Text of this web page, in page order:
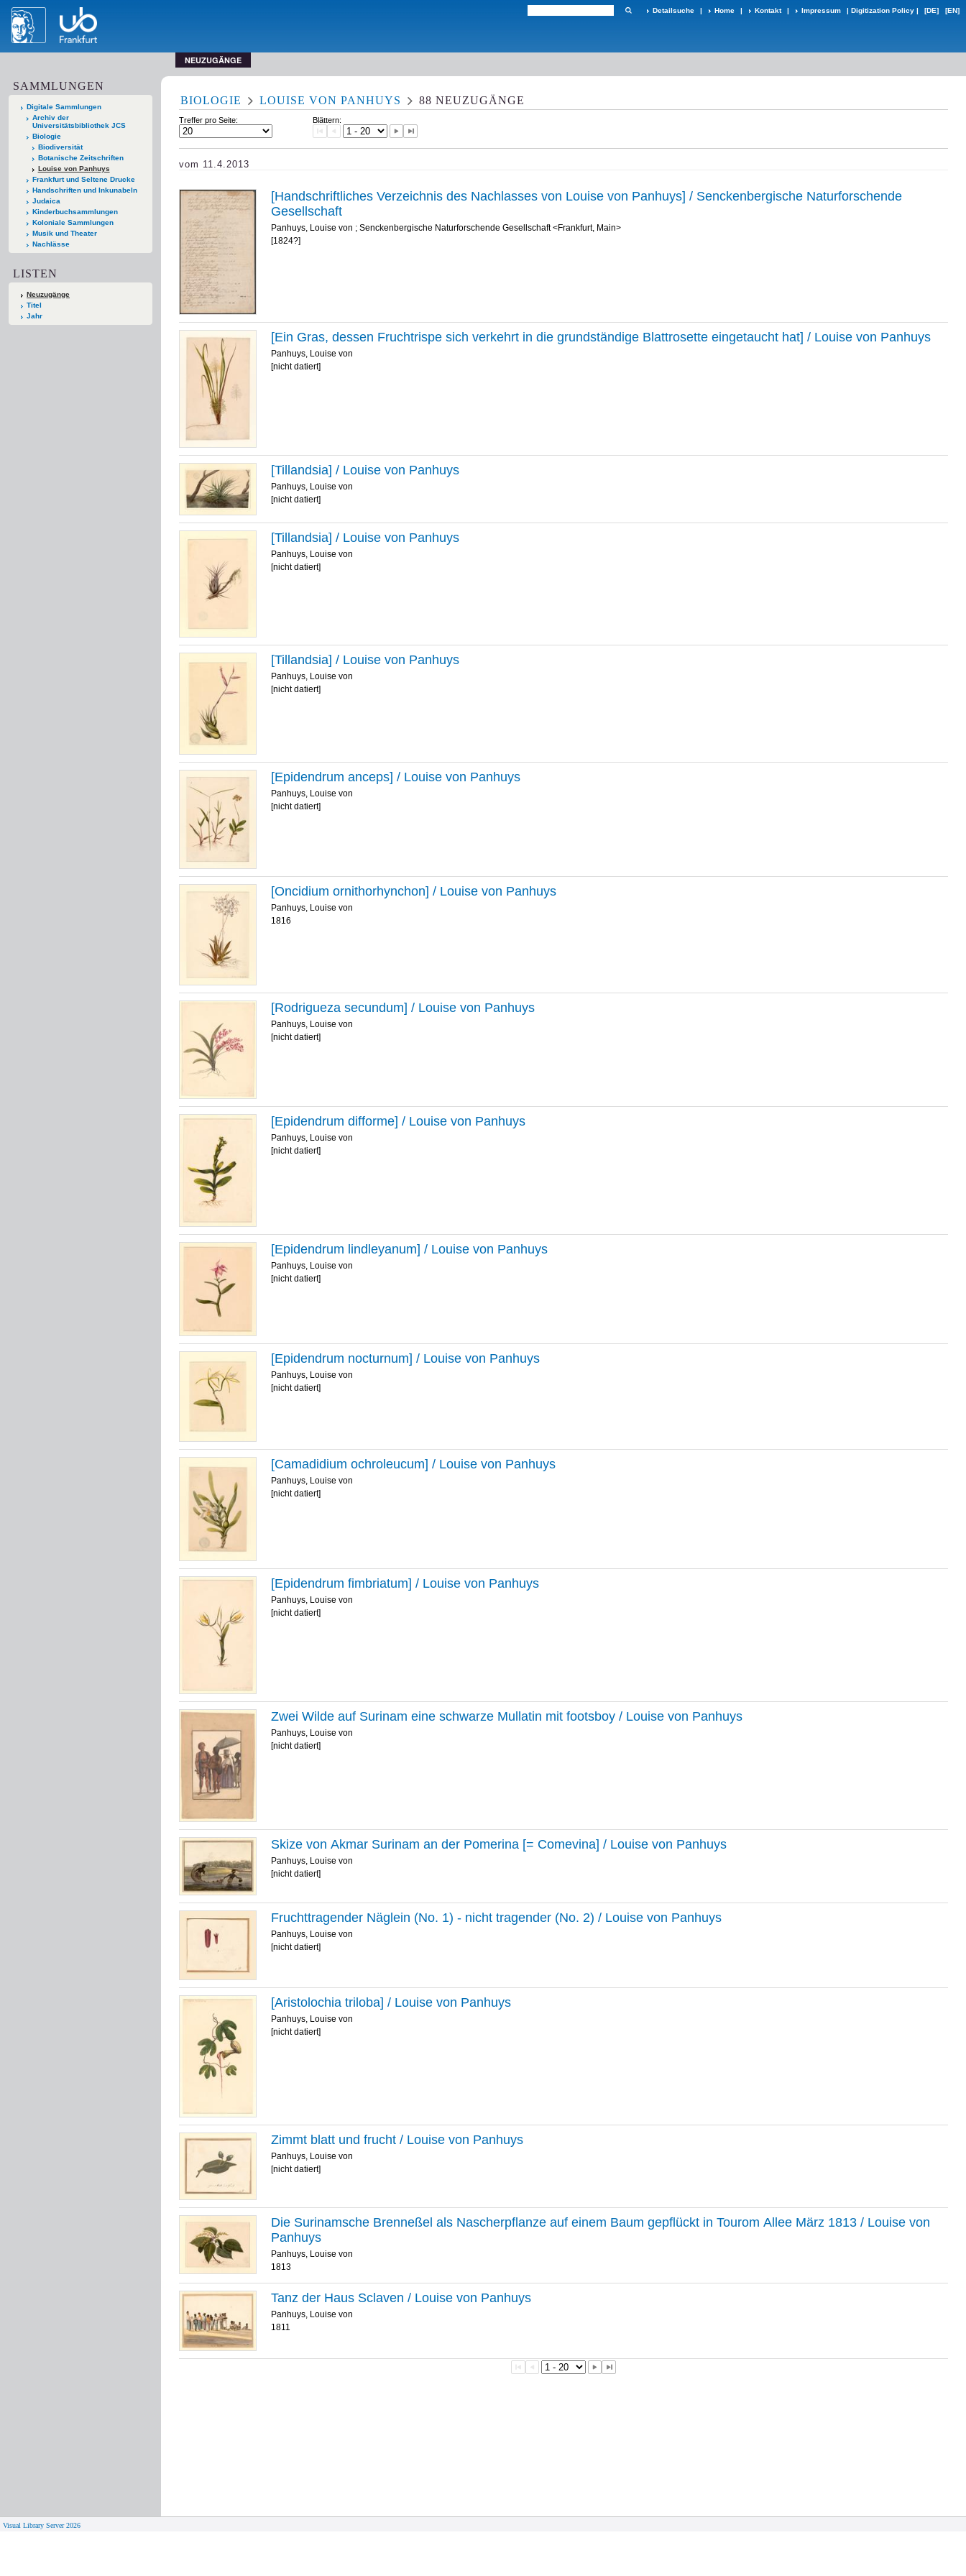
Detailsuche | Home | Kontakt | Impressum | Digitization Policy | [DE] [EN]
NEUZUGÄNGE
SAMMLUNGEN
Digitale Sammlungen
Archiv der
Universitätsbibliothek JCS
Biologie
Biodiversität
Botanische Zeitschriften
Louise von Panhuys
Frankfurt und Seltene Drucke
Handschriften und Inkunabeln
Judaica
Kinderbuchsammlungen
Koloniale Sammlungen
Musik und Theater
Nachlässe
LISTEN
Neuzugänge
Titel
Jahr
BIOLOGIE LOUISE VON PANHUYS 88 NEUZUGÄNGE
Treffer pro Seite: Blättern:
vom 11.4.2013
[Handschriftliches Verzeichnis des Nachlasses von Louise von Panhuys] / Senckenbergische Naturforschende
Gesellschaft
Panhuys, Louise von ; Senckenbergische Naturforschende Gesellschaft <Frankfurt, Main>
[1824?]
[Ein Gras, dessen Fruchtrispe sich verkehrt in die grundständige Blattrosette eingetaucht hat] / Louise von Panhuys
Panhuys, Louise von
[nicht datiert]
[Tillandsia] / Louise von Panhuys
Panhuys, Louise von
[nicht datiert]
[Tillandsia] / Louise von Panhuys
Panhuys, Louise von
[nicht datiert]
[Tillandsia] / Louise von Panhuys
Panhuys, Louise von
[nicht datiert]
[Epidendrum anceps] / Louise von Panhuys
Panhuys, Louise von
[nicht datiert]
[Oncidium ornithorhynchon] / Louise von Panhuys
Panhuys, Louise von
1816
[Rodrigueza secundum] / Louise von Panhuys
Panhuys, Louise von
[nicht datiert]
[Epidendrum difforme] / Louise von Panhuys
Panhuys, Louise von
[nicht datiert]
[Epidendrum lindleyanum] / Louise von Panhuys
Panhuys, Louise von
[nicht datiert]
[Epidendrum nocturnum] / Louise von Panhuys
Panhuys, Louise von
[nicht datiert]
[Camadidium ochroleucum] / Louise von Panhuys
Panhuys, Louise von
[nicht datiert]
[Epidendrum fimbriatum] / Louise von Panhuys
Panhuys, Louise von
[nicht datiert]
Zwei Wilde auf Surinam eine schwarze Mullatin mit footsboy / Louise von Panhuys
Panhuys, Louise von
[nicht datiert]
Skize von Akmar Surinam an der Pomerina [= Comevina] / Louise von Panhuys
Panhuys, Louise von
[nicht datiert]
Fruchttragender Näglein (No. 1) - nicht tragender (No. 2) / Louise von Panhuys
Panhuys, Louise von
[nicht datiert]
[Aristolochia triloba] / Louise von Panhuys
Panhuys, Louise von
[nicht datiert]
Zimmt blatt und frucht / Louise von Panhuys
Panhuys, Louise von
[nicht datiert]
Die Surinamsche Brenneßel als Nascherpflanze auf einem Baum gepflückt in Tourom Allee März 1813 / Louise von
Panhuys
Panhuys, Louise von
1813
Tanz der Haus Sclaven / Louise von Panhuys
Panhuys, Louise von
1811
Visual Library Server 2026